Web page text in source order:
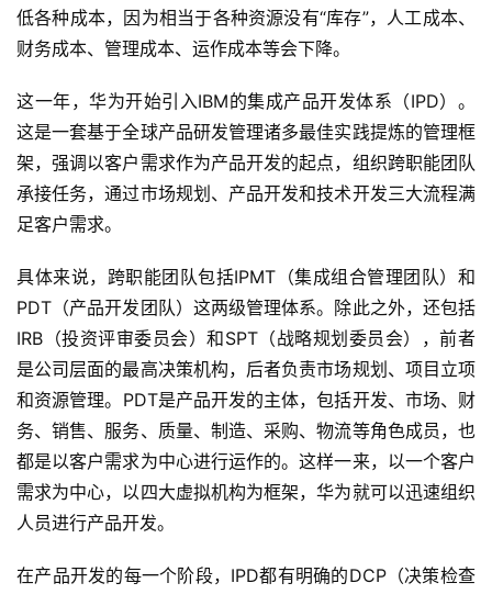
低各种成本，因为相当于各种资源没有“库存”，人工成本、
财务成本、管理成本、运作成本等会下降。
这一年，华为开始引入IBM的集成产品开发体系（IPD）。
这是一套基于全球产品研发管理诸多最佳实践提炼的管理框
架，强调以客户需求作为产品开发的起点，组织跨职能团队
承接任务，通过市场规划、产品开发和技术开发三大流程满
足客户需求。
具体来说，跨职能团队包括IPMT（集成组合管理团队）和
PDT（产品开发团队）这两级管理体系。除此之外，还包括
IRB（投资评审委员会）和SPT（战略规划委员会），前者
是公司层面的最高决策机构，后者负责市场规划、项目立项
和资源管理。PDT是产品开发的主体，包括开发、市场、财
务、销售、服务、质量、制造、采购、物流等角色成员，也
都是以客户需求为中心进行运作的。这样一来，以一个客户
需求为中心，以四大虚拟机构为框架，华为就可以迅速组织
人员进行产品开发。
在产品开发的每一个阶段，IPD都有明确的DCP（决策检查